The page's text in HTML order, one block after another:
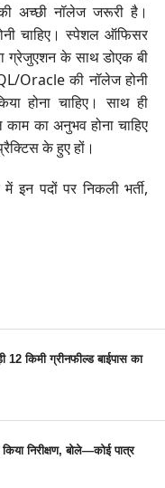
अच्छी नॉलेज जरूरी है।
चाहिए। स्पेशल ऑफिसर
ग्रेजुएशन के साथ डोएक बी
Oracle की नॉलेज होनी
होना चाहिए। साथ ही
का अनुभव होना चाहिए
के हुए हों।
12 किमी ग्रीनफील्ड बाईपास का
निरीक्षण, बोले—कोई पात्र